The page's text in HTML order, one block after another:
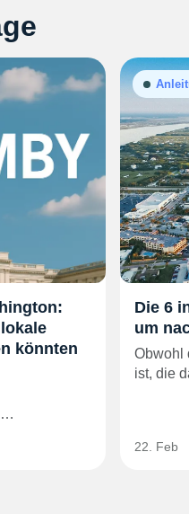
könnten
Die 6
um
Obwohl
ist, die
22. Feb